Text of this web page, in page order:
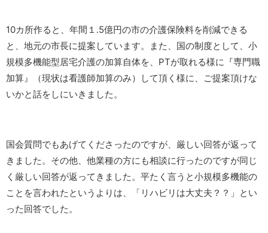
10カ所作ると、年間１.5億円の市の介護保険料を削減できる
と、地元の市長に提案しています。また、国の制度として、小
規模多機能型居宅介護の加算自体を、PTが取れる様に『専門職
加算』（現状は看護師加算のみ）して頂く様に、ご提案頂けな
いかと話をしにいきました。
国会質問でもあげてくださったのですが、厳しい回答が返って
きました。その他、他業種の方にも相談に行ったのですが同じ
く厳しい回答が返ってきました。平たく言うと小規模多機能の
ことを言われたというよりは、「リハビリは大丈夫？？」とい
った回答でした。